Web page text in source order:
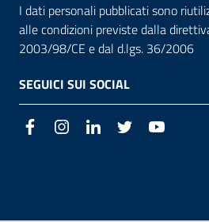
I dati personali pubblicati sono
alle condizioni previste dalla
2003/98/CE e dal d.lgs. 36/2006
SEGUICI SUI SOCIAL
FacebookInstagramLinkedIn Twitter